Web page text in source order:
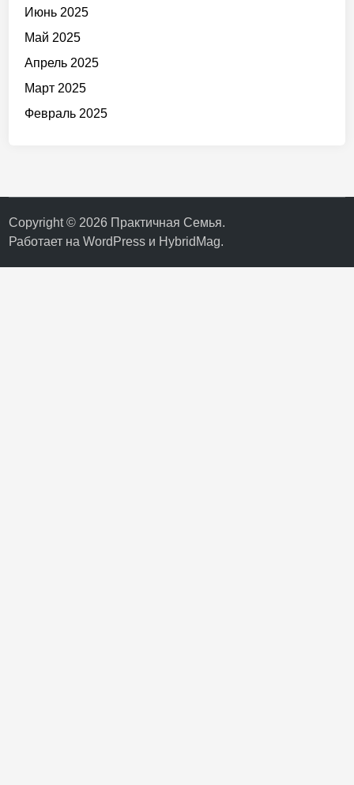
Июнь 2025
Май 2025
Апрель 2025
Март 2025
Февраль 2025
Copyright © 2026 Практичная Семья.
Работает наWordPress и HybridMag.